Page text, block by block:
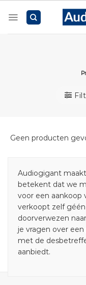
Geen producten
Audiogigant
betekent dat we
voor een aankoop
verkoopt zelf
doorverwezen
je vragen over
met de
aanbiedt.